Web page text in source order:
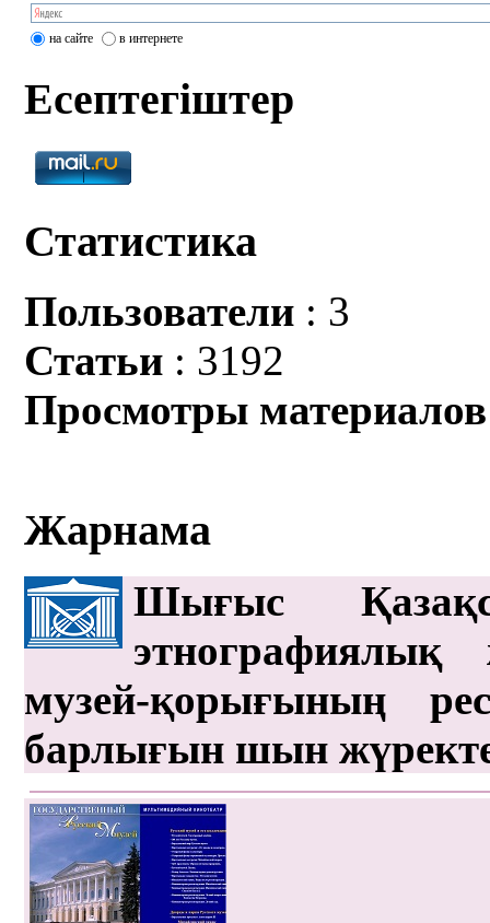
на сайте в интернете
Есептегіштер
Статистика
Пользователи : 3
Статьи : 3192
Просмотры материалов
Жарнама
Шығыс
этнографиялық
музей-қорығының
барлығын шын